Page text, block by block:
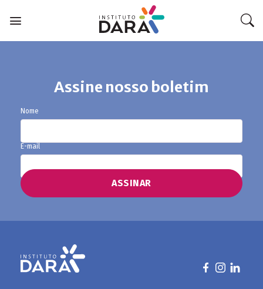
Assine nosso boletim
Nome
E-mail